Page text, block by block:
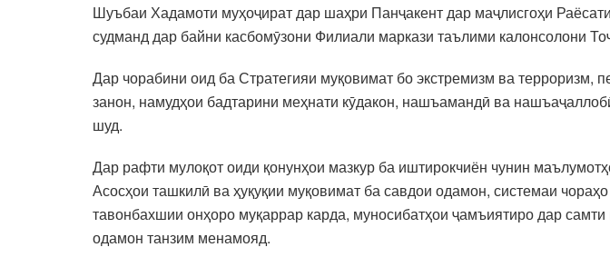
Шуъбаи Хадамоти муҳоҷират дар шаҳри Панҷакент дар маҷлисгоҳи
судманд дар байни касбомӯзони Филиали маркази таълими калонсолони
Дар чорабини оид ба Стратегияи муқовимат бо экстремизм ва
занон, намудҳои бадтарини меҳнати кӯдакон, нашъамандӣ ва
шуд.
Дар рафти мулоқот оиди қонунҳои мазкур ба иштирокчиён чунин
Асосҳои ташкилӣ ва ҳуқуқии муқовимат ба савдои одамон, системаи
тавонбахшии онҳоро муқаррар карда, муносибатҳои ҷамъиятиро дар
одамон танзим менамояд.